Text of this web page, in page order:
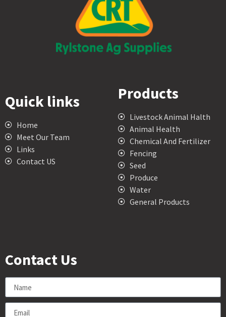
Quick links
Home
Meet Our Team
Links
Contact US
Products
Livestock Animal Halth
Animal Health
Chemical And Fertilizer
Fencing
Seed
Produce
Water
General Products
Contact Us